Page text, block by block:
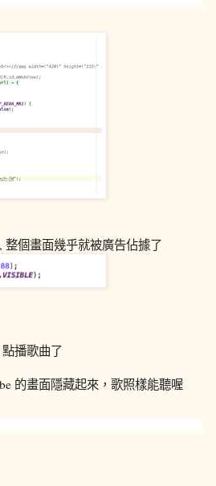
整個畫面幾乎就被廣告佔據了
播歌曲了
的畫面隱藏起來，歌照樣能聽喔